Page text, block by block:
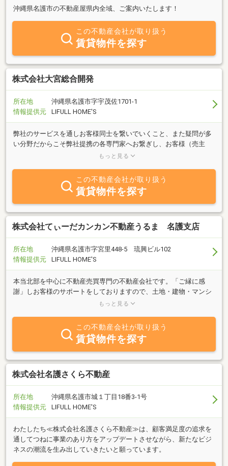
沖縄県名護市の不動産屋県内全域、ご案内いたします！
この不動産会社が取り扱う
賃貸物件を探す
株式会社大宮総合開発
所在地
沖縄県名護市字宇茂佐1701-1
情報提供元
LIFULL HOME'S
弊社のサービスを通しお客様同士を繋いでいくこと、また疑問が多
い分野だからこそ弊社提携の各専門家へお繋ぎし、お客様（売主
様、買主様、貸主様、借主様）の不明点を取り除けるようサービス
もっと見る
この不動産会社が取り扱う
賃貸物件を探す
株式会社てぃーだカンカン不動産うるま 名護支店
所在地
沖縄県名護市字宮里448-5 琉興ビル102
情報提供元
LIFULL HOME'S
本当北部を中心に不動産売買専門の不動産会社です。「ご縁に感
謝」しお客様のサポートをしておりますので、土地・建物・マンシ
ョン・収益物件・軍用地等の不動産に関するご相談はお気軽にお問
もっと見る
この不動産会社が取り扱う
賃貸物件を探す
株式会社名護さくら不動産
所在地
沖縄県名護市城１丁目18番3-1号
情報提供元
LIFULL HOME'S
わたしたち≪株式会社名護さくら不動産≫は、顧客満足度の追求を
通してつねに事業のあり方をアップデートさせながら、新たなビジ
ネスの潮流を生み出していきたいと願っています。